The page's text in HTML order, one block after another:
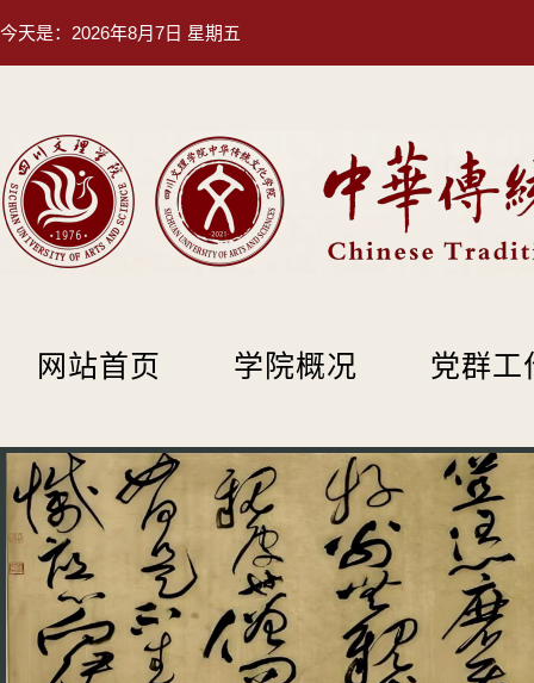
今天是： 2026年8月7日 星期五
网站首页 学院概况 党群工